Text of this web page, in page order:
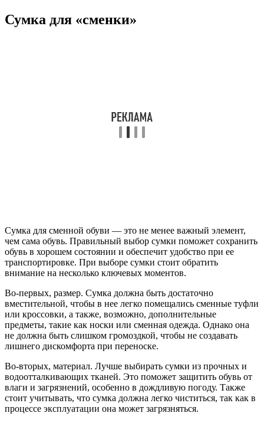
Сумка для «сменки»
Сумка для сменной обуви — это не менее важный элемент,
чем сама обувь. Правильный выбор сумки поможет сохранить
обувь в хорошем состоянии и обеспечит удобство при ее
транспортировке. При выборе сумки стоит обратить
внимание на несколько ключевых моментов.
Во-первых, размер. Сумка должна быть достаточно
вместительной, чтобы в нее легко помещались сменные туфли
или кроссовки, а также, возможно, дополнительные
предметы, такие как носки или сменная одежда. Однако она
не должна быть слишком громоздкой, чтобы не создавать
лишнего дискомфорта при переноске.
Во-вторых, материал. Лучше выбирать сумки из прочных и
водоотталкивающих тканей. Это поможет защитить обувь от
влаги и загрязнений, особенно в дождливую погоду. Также
стоит учитывать, что сумка должна легко чиститься, так как в
процессе эксплуатации она может загрязняться.